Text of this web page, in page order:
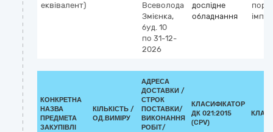
еквівалент)
Всеволода
Змієнка,
буд. 10
по 31-12-
2026
дослідне
обладнання
КОНКРЕТНА
НАЗВА
ПРЕДМЕТА
ЗАКУПІВЛІ
КІЛЬКІСТЬ /
ОД.ВИМІРУ
АДРЕСА
ДОСТАВКИ /
СТРОК
ПОСТАВКИ/
ВИКОНАННЯ
РОБІТ/
КЛАСИФІКАТОР
ДК 021:2015
(CPV)